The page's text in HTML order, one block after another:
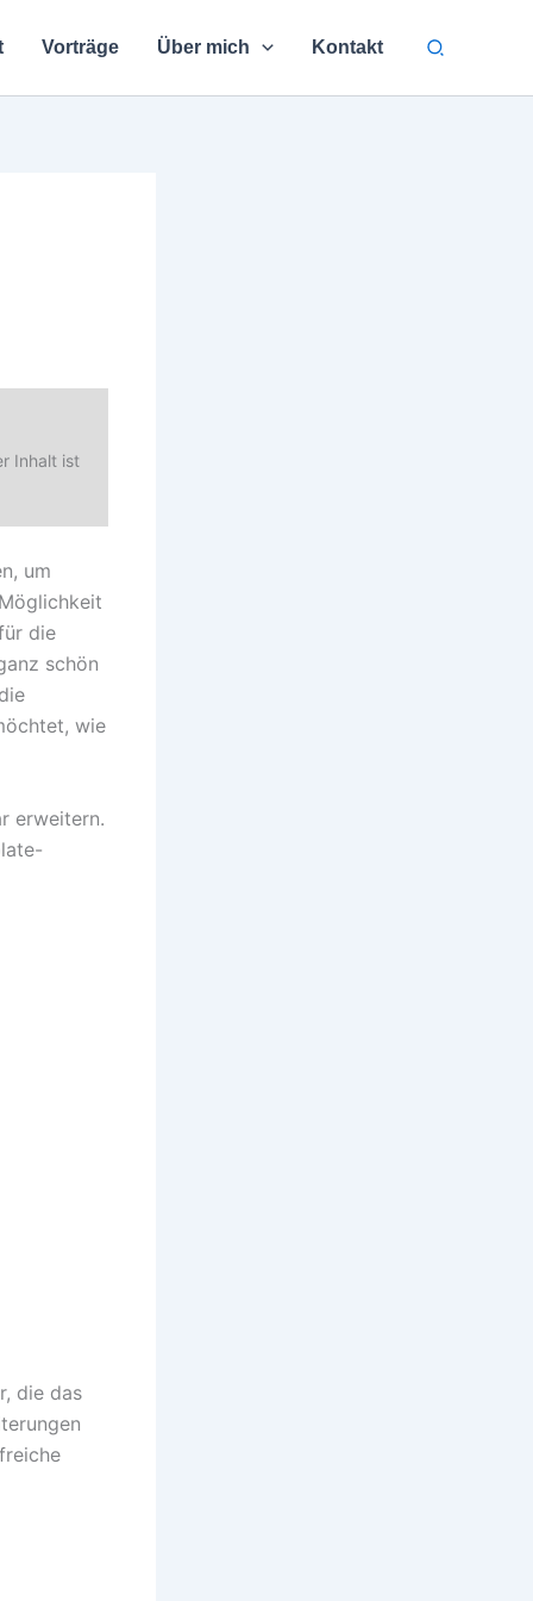
Vorträge Über mich Kontakt Suchen
Inhalt ist
um
die
schön
wie
erweitern.
die das